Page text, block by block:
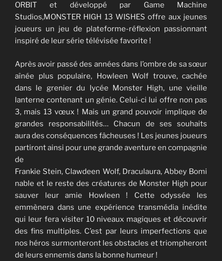
ORBIT et développé par Game Machine
Studios,MONSTER HIGH 13 WISHES offre aux jeunes
joueurs un jeu de plateforme-réflexion passionnant
inspiré de leur série télévisée favorite !
Après avoir passé des années dans l’ombre de sa sœur
aînée plus populaire, Howleen Wolf trouve, cachée
dans le grenier du lycée Monster High, une vieille
lanterne contenant un génie. Celui-ci lui offre non pas
3, mais 13 vœux ! Mais un grand pouvoir implique de
grandes responsabilités… Chacun de ses souhaits
aura des conséquences fâcheuses ! Les jeunes joueurs
partiront ainsi pour une grande aventure en compagnie
de
Frankie Stein, Clawdeen Wolf, Draculaura, Abbey Bomi
nable et le reste des créatures de Monster High pour
sauver leur amie Howleen ! Cette odyssée les
emmènera dans une expérience transmédia inédite
qui leur fera visiter 10 niveaux magiques et découvrir
des fins multiples. C’est par leurs imperfections que
nos héros surmonteront les obstacles et triompheront
de leurs ennemis dans la bonne humeur !